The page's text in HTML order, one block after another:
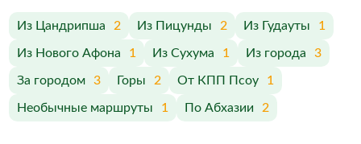
Из Цандрипша 2 Из Пицунды 2 Из Гудауты 1
Из Нового Афона 1 Из Сухума 1 Из города 3
За городом 3 Горы 2 От КПП Псоу 1
Необычные маршруты 1 По Абхазии 2